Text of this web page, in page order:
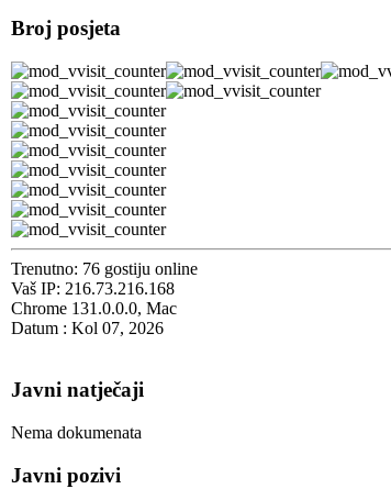
Broj posjeta
Trenutno: 76 gostiju online
Vaš IP: 216.73.216.168
Chrome 131.0.0.0, Mac
Datum : Kol 07, 2026
Javni natječaji
Nema dokumenata
Javni pozivi